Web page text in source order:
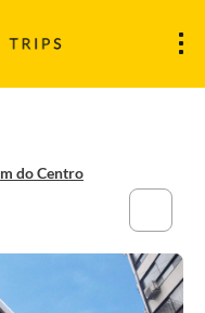
do Centro